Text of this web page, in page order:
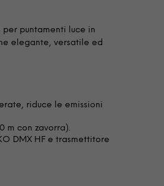
puntamenti luce in
elegante, versatile ed
riduce le emissioni
m con zavorra).
DMX HF e trasmettitore